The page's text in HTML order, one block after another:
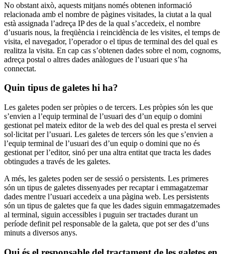
No obstant això, aquests mitjans només obtenen informació
relacionada amb el nombre de pàgines visitades, la ciutat a la qual
està assignada l’adreça IP des de la qual s’accedeix, el nombre
d’usuaris nous, la freqüència i reincidència de les visites, el temps de
visita, el navegador, l’operador o el tipus de terminal des del qual es
realitza la visita. En cap cas s’obtenen dades sobre el nom, cognoms,
adreça postal o altres dades anàlogues de l’usuari que s’ha
connectat.
Quin tipus de galetes hi ha?
Les galetes poden ser pròpies o de tercers. Les pròpies són les que
s’envien a l’equip terminal de l’usuari des d’un equip o domini
gestionat pel mateix editor de la web des del qual es presta el servei
sol·licitat per l’usuari. Les galetes de tercers són les que s’envien a
l’equip terminal de l’usuari des d’un equip o domini que no és
gestionat per l’editor, sinó per una altra entitat que tracta les dades
obtingudes a través de les galetes.
A més, les galetes poden ser de sessió o persistents. Les primeres
són un tipus de galetes dissenyades per recaptar i emmagatzemar
dades mentre l’usuari accedeix a una pàgina web. Les persistents
són un tipus de galetes que fa que les dades siguin emmagatzemades
al terminal, siguin accessibles i puguin ser tractades durant un
període definit pel responsable de la galeta, que pot ser des d’uns
minuts a diversos anys.